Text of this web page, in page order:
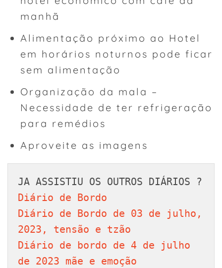
manhã
Alimentação próximo ao Hotel
em horários noturnos pode ficar
sem alimentação
Organização da mala –
Necessidade de ter refrigeração
para remédios
Aproveite as imagens
Diário de Bordo
Diário de Bordo de 03 de julho,
2023, tensão e tzão
Diário de bordo de 4 de julho
de 2023 mãe e emoção